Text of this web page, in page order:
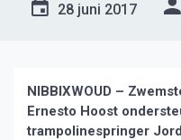
28 juni 2017
NIBBIXWOUD –
Ernesto Hoost
trampolinespringer